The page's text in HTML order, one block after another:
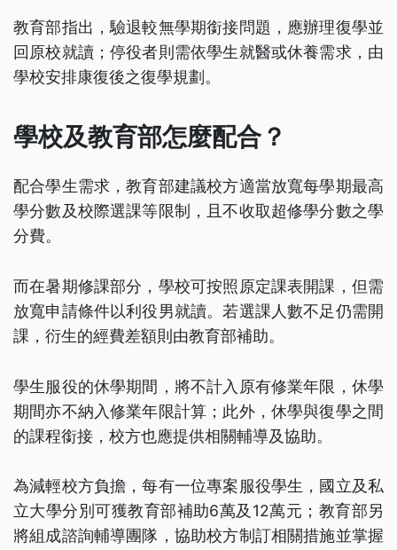
教育部指出，驗退較無學期銜接問題，應辦理復學並
回原校就讀；停役者則需依學生就醫或休養需求，由
學校安排康復後之復學規劃。
學校及教育部怎麼配合？
配合學生需求，教育部建議校方適當放寬每學期最高
學分數及校際選課等限制，且不收取超修學分數之學
分費。
而在暑期修課部分，學校可按照原定課表開課，但需
放寬申請條件以利役男就讀。若選課人數不足仍需開
課，衍生的經費差額則由教育部補助。
學生服役的休學期間，將不計入原有修業年限，休學
期間亦不納入修業年限計算；此外，休學與復學之間
的課程銜接，校方也應提供相關輔導及協助。
為減輕校方負擔，每有一位專案服役學生，國立及私
立大學分別可獲教育部補助6萬及12萬元；教育部另
將組成諮詢輔導團隊，協助校方制訂相關措施並掌握